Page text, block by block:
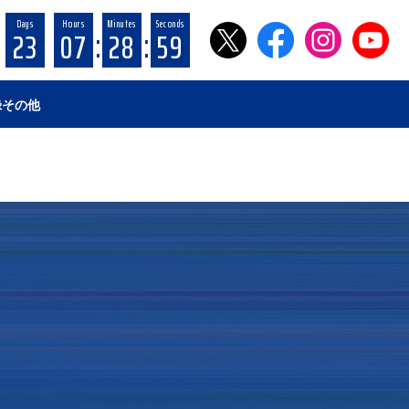
Days
23 Hours
07 : Minutes
28 : Seconds
58
その他